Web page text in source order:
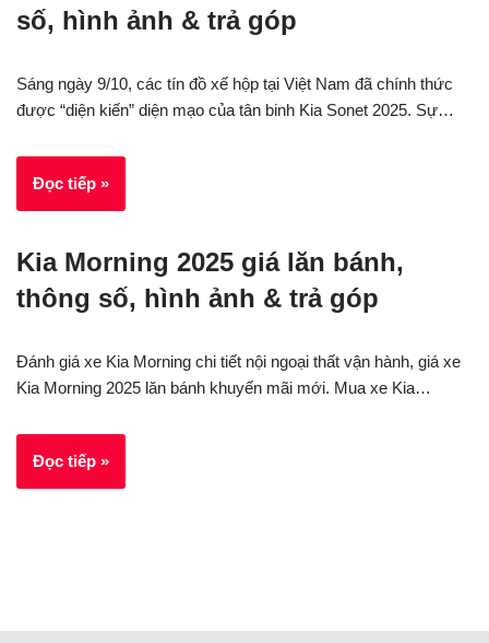
số, hình ảnh & trả góp
Sáng ngày 9/10, các tín đồ xế hộp tại Việt Nam đã chính thức
được “diện kiến” diện mạo của tân binh Kia Sonet 2025. Sự…
Đọc tiếp »
Kia Morning 2025 giá lăn bánh,
thông số, hình ảnh & trả góp
Đánh giá xe Kia Morning chi tiết nội ngoại thất vận hành, giá xe
Kia Morning 2025 lăn bánh khuyến mãi mới. Mua xe Kia…
Đọc tiếp »